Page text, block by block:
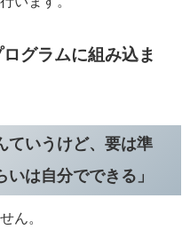
グラムに組み込ま
ていうけど、要は準
は自分でできる」
ん。